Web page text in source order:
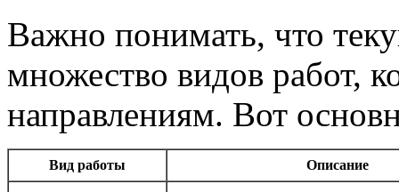
Важно понимать, что
множество видов работ,
направлениям. Вот
Вид работы Описание